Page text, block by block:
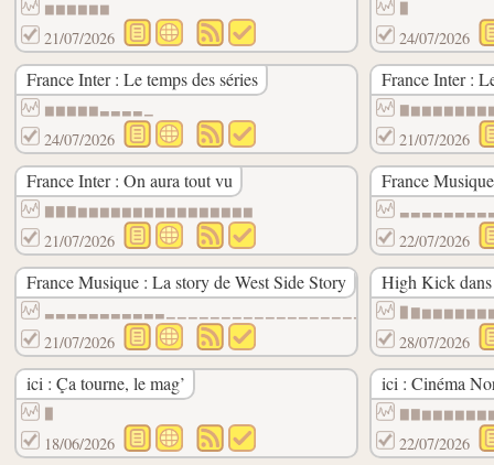
▆▆▆▆▆▆
21/07/2026 24/07/2026
France Inter : Le temps des séries
▆▆▆▆▆▃▃▃▃▁
24/07/2026
France Inter :
21/07/2026
France Inter : On aura tout vu
▇▇▇▆▆▆▆▆▆▆▆▆▆▆▆▆▆▆▆
21/07/2026
France
22/07/2026
France Musique : La story de West Side Story
21/07/2026
High Kick dans
28/07/2026
ici : Ça tourne, le mag’
18/06/2026
ici : Cinéma
22/07/2026